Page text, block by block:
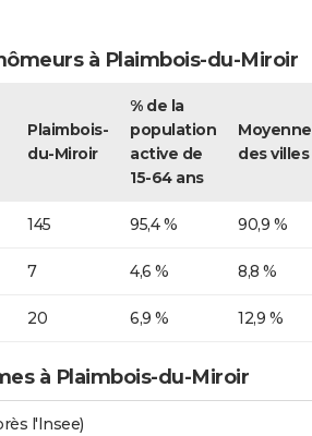
à Plaimbois-du-Miroir
Plaimbois-
du-Miroir
% de la
population
active de
15-64 ans
Moyenne
des villes
145 95,4 % 90,9 %
7 4,6 % 8,8 %
20 6,9 % 12,9 %
à Plaimbois-du-Miroir
l'Insee)